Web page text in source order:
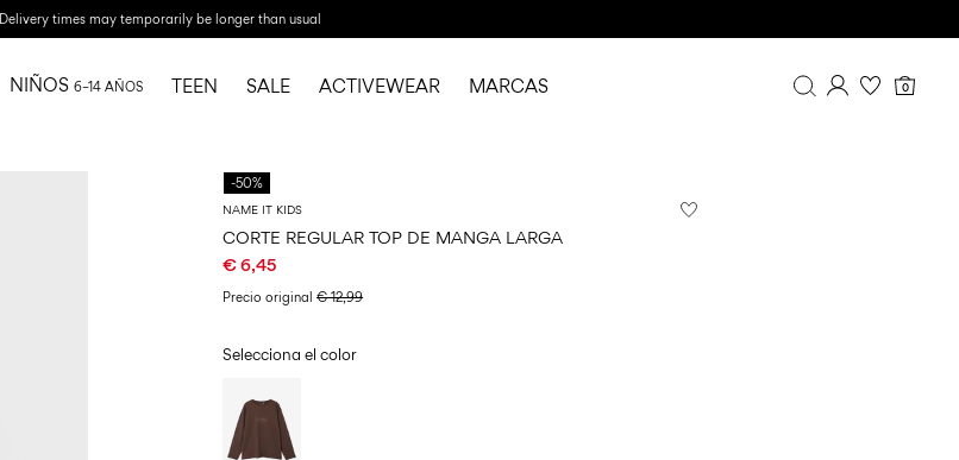
Delivery times may temporarily be longer than usual
0
NIÑOS 6–14 AÑOS TEEN SALE ACTIVEWEAR MARCAS
-50%
NAME IT KIDS
CORTE REGULAR TOP DE MANGA LARGA
€ 6,45
Precio original € 12,99
Selecciona el color